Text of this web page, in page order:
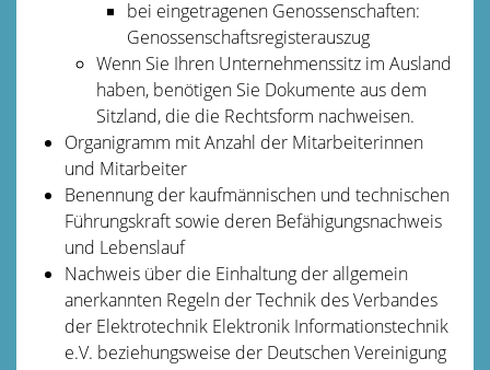
bei eingetragenen Genossenschaften:
Genossenschaftsregisterauszug
Wenn Sie Ihren Unternehmenssitz im Ausland
haben, benötigen Sie Dokumente aus dem
Sitzland, die die Rechtsform nachweisen.
Organigramm mit Anzahl der Mitarbeiterinnen
und Mitarbeiter
Benennung der kaufmännischen und technischen
Führungskraft sowie deren Befähigungsnachweis
und Lebenslauf
Nachweis über die Einhaltung der allgemein
anerkannten Regeln der Technik des Verbandes
der Elektrotechnik Elektronik Informationstechnik
e.V. beziehungsweise der Deutschen Vereinigung